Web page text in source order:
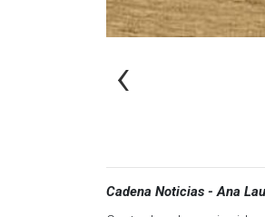
Visita y accede a todo
‹
Cadena Noticias - Ana